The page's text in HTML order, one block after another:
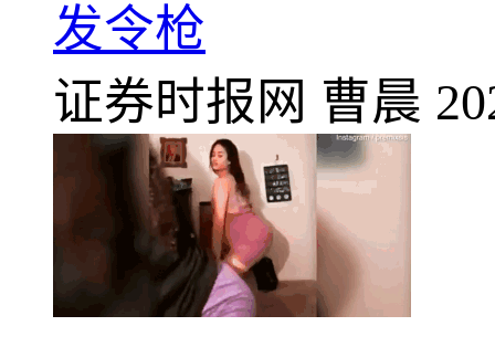
发令枪
证券时报网 曹晨